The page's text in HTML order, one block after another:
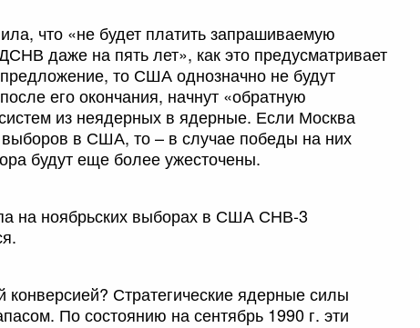
что «не будет платить запрашиваемую
даже на пять лет», как это предусматривает
то США однозначно не будут
его окончания, начнут «обратную
из неядерных в ядерные. Если Москва
выборов в США, то – в случае победы на них
будут еще более ужесточены.
на ноябрьских выборах в США СНВ-3
конверсией? Стратегические ядерные силы
По состоянию на сентябрь 1990 г. эти